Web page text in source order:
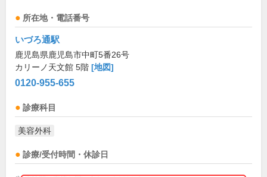
所在地・電話番号
いづろ通駅
鹿児島県鹿児島市中町5番26号
カリーノ天文館 5階 [地図]
0120-955-655
診療科目
美容外科
診療/受付時間・休診日